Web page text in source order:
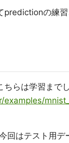
の練
らは学習までし
回はテスト用デ